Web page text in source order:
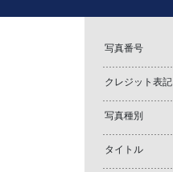
写真番号
クレジット表記
写真種別
タイトル